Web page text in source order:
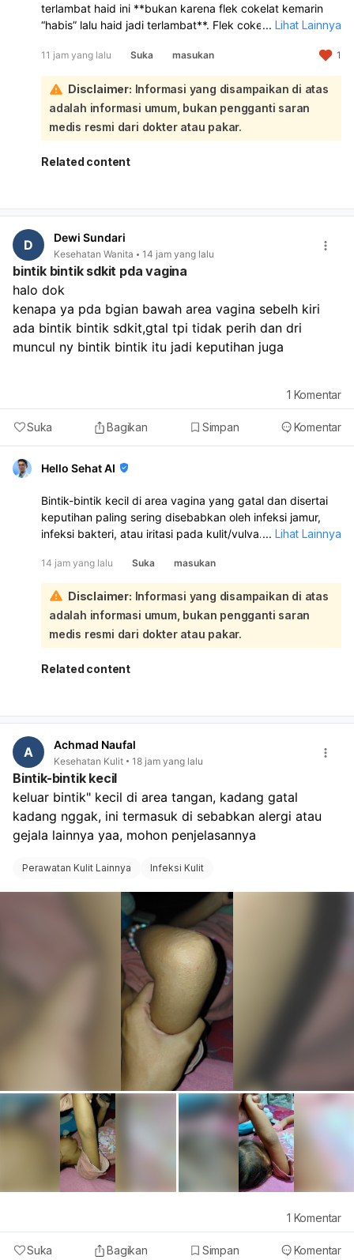
terlambat haid ini **bukan karena flek cokelat kemarin
“habis” lalu haid jadi terlambat**. Flek cokelat sebelum
kurang tidur, perubahan gaya hidup, atau siklus haid
yang memang sedang tidak teratur**. Jadi kemungkinan
besar flek itu hanya tanda hormon sedang berubah,
bukan penyebab langsung telat haid:
Makan pisang atau makanan tertentutidak terbukti
langsung menghentikan flek atau mempercepat haid.
Yang lebih mungkin berpengaruh adalah kondisi tubuh
hari, itu masih bisa termasuk variasi siklus yang normal.
cukup, makan teratur, dan kurangi stres. Sebaiknya
periksa ke dokter kandungan atau dokter umum kalau:
haid tidak datang sampai lebih dari 1–2 minggu,
flek/pendarahan berulang terus,
ada nyeri perut hebat,
bau tidak sedap,
atau darah keluar sangat banyak.
... Lihat Lainnya
11 jam yang lalu Suka masukan 1
Disclaimer: Informasi yang disampaikan di atas
adalah informasi umum, bukan pengganti saran
medis resmi dari dokter atau pakar.
Related content
D Dewi Sundari
Kesehatan Wanita 14 jam yang lalu
bintik bintik sdkit pda vagina
halo dok
kenapa ya pda bgian bawah area vagina sebelh kiri
ada bintik bintik sdkit,gtal tpi tidak perih dan dri
muncul ny bintik bintik itu jadi keputihan juga
Suka Bagikan Simpan Komentar
1 Komentar
Hello Sehat AI
Bintik-bintik kecil di area vagina yang gatal dan disertai
keputihan paling sering disebabkan oleh infeksi jamur,
infeksi bakteri, atau iritasi pada kulit/vulva. Karena ada
untuk memastikan penyebabnya:
Kalau keputihannya gatal, penyebab yang sering adalah:
Infeksi jamur vagina: biasanya gatal, keputihan putih
kental seperti susu/keju, dan area sekitar bisa
kemerahan atau bengkak.
Infeksi bakteri vagina: keputihan bisa putih, abu-abu,
atau kehijauan, sering disertai bau tidak sedap.
Infeksi menular seksual tertentu juga bisa
digaruk, jaga area tetap bersih dan kering, pakai
celana dalam katun, dan hindari sabun kewanitaan
yang keras atau pewangi. Kalau bintiknya makin
banyak, ada bau menyengat, nyeri saat BAK, perih,
luka, atau tidak membaik dalam beberapa hari,
sebaiknya periksa ke dokter spesialis obstetri dan
sesuai.
... Lihat Lainnya
14 jam yang lalu Suka masukan
Disclaimer: Informasi yang disampaikan di atas
adalah informasi umum, bukan pengganti saran
medis resmi dari dokter atau pakar.
Related content
A Achmad Naufal
Kesehatan Kulit 18 jam yang lalu
Bintik-bintik kecil
keluar bintik" kecil di area tangan, kadang gatal
kadang nggak, ini termasuk di sebabkan alergi atau
gejala lainnya yaa, mohon penjelasannya
Perawatan Kulit Lainnya Infeksi Kulit
Suka Bagikan Simpan Komentar
1 Komentar